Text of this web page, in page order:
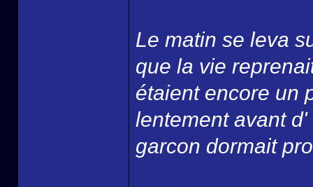
Le matin se leva
que la vie
étaient encore un
lentement avant
garcon dormait